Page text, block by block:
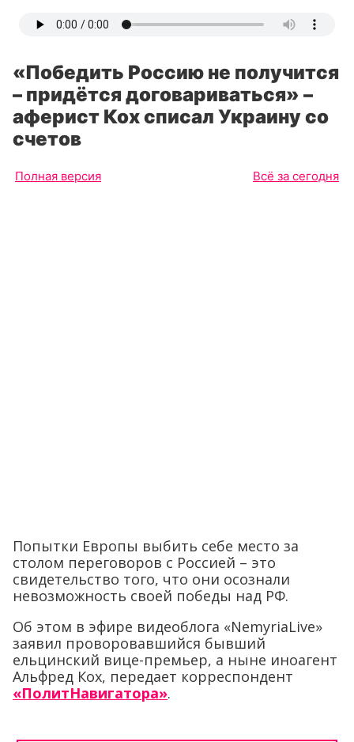
«Победить Россию не получится
– придётся договариваться» –
аферист Кох списал Украину со
счетов
Полная версия Всё за сегодня
Попытки Европы выбить себе место за
столом переговоров с Россией – это
свидетельство того, что они осознали
невозможность своей победы над РФ.
Об этом в эфире видеоблога «NemyriaLive»
заявил проворовавшийся бывший
ельцинский вице-премьер, а ныне иноагент
Альфред Кох, передает корреспондент
«ПолитНавигатора».